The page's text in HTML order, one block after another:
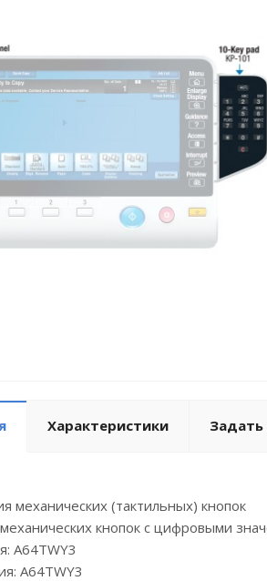
Характеристики Задать
механических (тактильных) кнопок
кнопок с цифровыми
A64TWY3
А64ТWY3